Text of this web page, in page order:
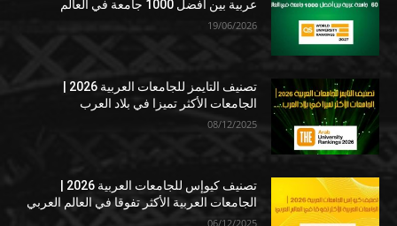
عربية بين أفضل 1000 جامعة في العالم
19/06/2026
الجامعات الأكثر تميزا في بلاد العرب
08/12/2025
الجامعات العربية الأكثر تفوقا في العالم العربي
06/12/2025